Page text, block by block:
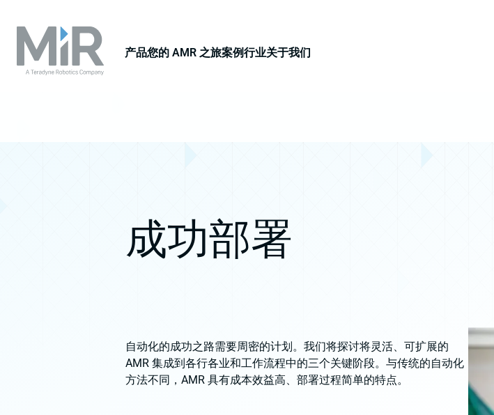
产品您的 AMR 之旅案例行业关于我们
成功部署
自动化的成功之路需要周密的计划。我们将探讨将灵活、可扩展的
AMR 集成到各行各业和工作流程中的三个关键阶段。与传统的自动化
方法不同，AMR 具有成本效益高、部署过程简单的特点。